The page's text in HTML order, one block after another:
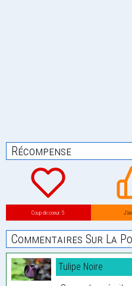
Récompense
Coup de coeur: 5
Commentaires Sur La
Tulipe Noire